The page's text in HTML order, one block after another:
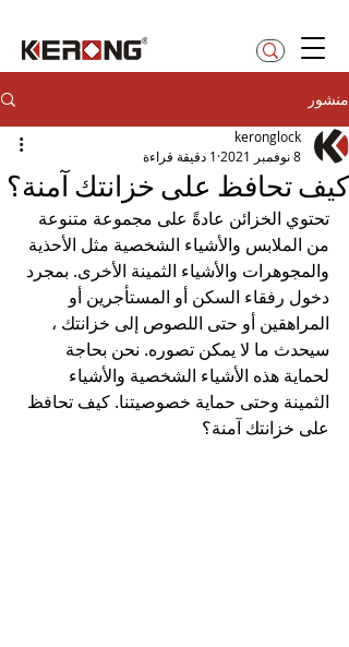
منشور
كيف تحافظ على خزانتك آمنة؟
keronglock
8 نوفمبر 2021
1 دقيقة قراءة
تحتوي الخزائن عادةً على مجموعة متنوعة
من الملابس والأشياء الشخصية مثل الأحذية
والمجوهرات والأشياء الثمينة الأخرى. بمجرد
دخول رفقاء السكن أو المستأجرين أو
المراهقين أو حتى اللصوص إلى خزانتك ،
سيحدث ما لا يمكن تصوره. نحن بحاجة
لحماية هذه الأشياء الشخصية والأشياء
الثمينة وحتى حماية خصوصيتنا. كيف تحافظ
على خزانتك آمنة؟